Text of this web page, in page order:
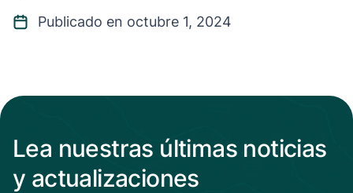
Publicado en octubre 1, 2024
Lea nuestras últimas noticias
y actualizaciones